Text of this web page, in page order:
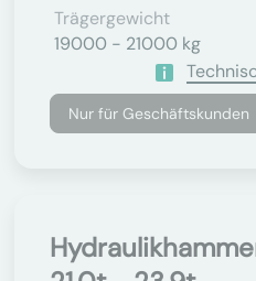
Trägergewicht
19000 - 21000 kg
Nur für Geschäftskunden